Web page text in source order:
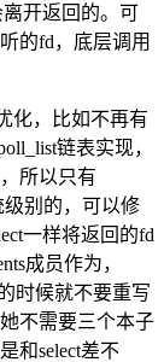
开返回的。可
的fd，底层调用
化，比如不再有
链表实现，
所以只有
别的，可以修
一样将返回的fd
成员作为，
时候就不要重写
不需要三个本子
和select差不